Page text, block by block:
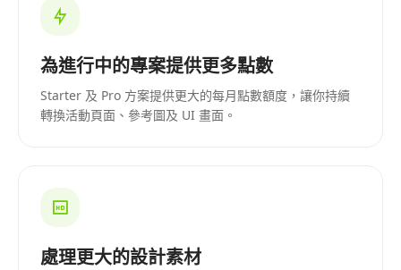
為進行中的專案提供更多點數
Starter 及 Pro 方案提供更大的每月點數額度，讓你持續
轉換活動頁面、參考圖及 UI 畫面。
處理更大的設計素材